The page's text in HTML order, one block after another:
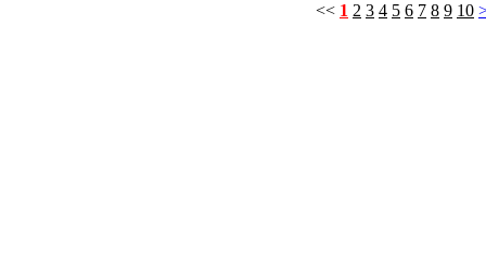
<< 1 2 3 4 5 6 7 8 9 10